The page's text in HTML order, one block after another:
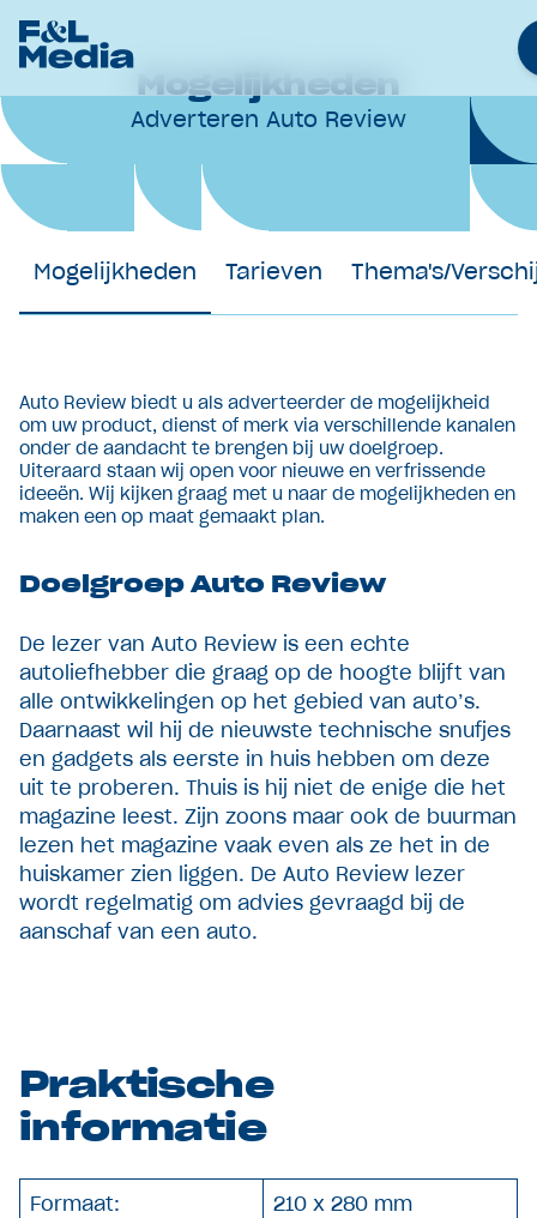
Merken
Samenwerkingen
Werken bij
Over Ons
Adverteren
Mogelijkheden
Adverteren Auto Review
Mogelijkheden Tarieven Thema's/
Auto Review biedt u als adverteerder de mogelijkheid
om uw product, dienst of merk via verschillende kanalen
onder de aandacht te brengen bij uw doelgroep.
Uiteraard staan wij open voor nieuwe en verfrissende
ideeën. Wij kijken graag met u naar de mogelijkheden en
maken een op maat gemaakt plan.
Doelgroep Auto Review
De lezer van Auto Review is een echte
autoliefhebber die graag op de hoogte blijft van
alle ontwikkelingen op het gebied van auto’s.
Daarnaast wil hij de nieuwste technische snufjes
en gadgets als eerste in huis hebben om deze
uit te proberen. Thuis is hij niet de enige die het
magazine leest. Zijn zoons maar ook de buurman
lezen het magazine vaak even als ze het in de
huiskamer zien liggen. De Auto Review lezer
wordt regelmatig om advies gevraagd bij de
aanschaf van een auto.
Praktische
informatie
Formaat: 210 x 280 mm